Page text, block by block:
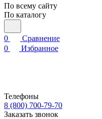
По всему сайту
По каталогу
0
Сравнение
0
Избранное
Телефоны
8 (800) 700-79-70
Заказать звонок